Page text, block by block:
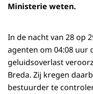
Ministerie weten.
In de nacht van 28 op
agenten om 04:08
geluidsoverlast
Breda. Zij kregen
bestuurder te